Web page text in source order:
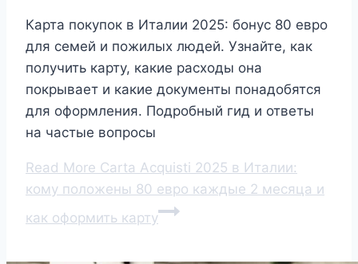
Карта покупок в Италии 2025: бонус 80 евро
для семей и пожилых людей. Узнайте, как
получить карту, какие расходы она
покрывает и какие документы понадобятся
для оформления. Подробный гид и ответы
на частые вопросы
Read More Carta Acquisti 2025 в Италии:
кому положены 80 евро каждые 2 месяца и
как оформить карту